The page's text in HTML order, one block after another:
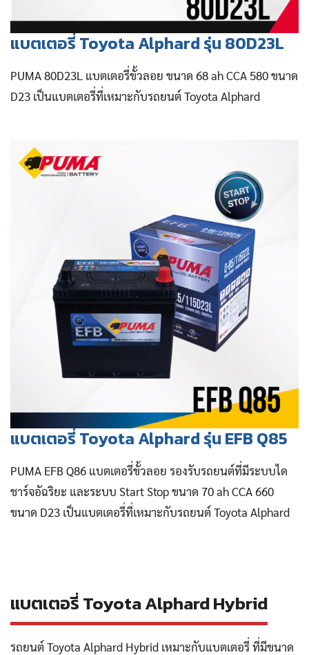
แบตเตอรี่ Toyota Alphard รุ่น 80D23L
PUMA 80D23L แบตเตอรี่ขั้วลอย ขนาด 68 ah CCA 580 ขนาด
D23 เป็นแบตเตอรี่ที่เหมาะกับรถยนต์ Toyota Alphard
แบตเตอรี่ Toyota Alphard รุ่น EFB Q85
PUMA EFB Q86 แบตเตอรี่ขั้วลอย รองรับรถยนต์ที่มีระบบได
ชาร์จอัฉริยะ และระบบ Start Stop ขนาด 70 ah CCA 660
ขนาด D23 เป็นแบตเตอรี่ที่เหมาะกับรถยนต์ Toyota Alphard
แบตเตอรี่ Toyota Alphard Hybrid
รถยนต์ Toyota Alphard Hybrid เหมาะกับแบตเตอรี่ ที่มีขนาด